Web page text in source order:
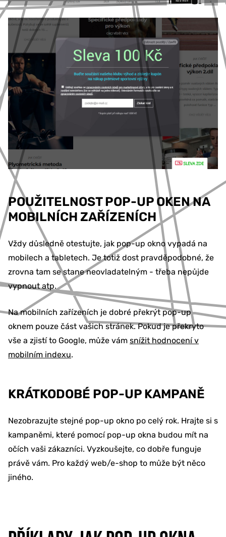
POUŽITELNOST POP-UP OKEN NA
MOBILNÍCH ZAŘÍZENÍCH
Vždy důsledně otestujte, jak pop-up okno vypadá na
mobilech a tabletech. Je totiž dost pravděpodobné, že
zrovna tam se stane neovladatelným - třeba nepůjde
vypnout atp.
Na mobilních zařízeních je dobré překrýt pop-up
oknem pouze část vašich stránek. Pokud je překryto
vše a zjistí to Google, může vám snížit hodnocení v
mobilním indexu.
KRÁTKODOBÉ POP-UP KAMPANĚ
Nezobrazujte stejné pop-up okno po celý rok. Hrajte si s
kampaněmi, které pomocí pop-up okna budou mít na
očích vaši zákazníci. Vyzkoušejte, co dobře funguje
právě vám. Pro každý web/e-shop to může být něco
jiného.